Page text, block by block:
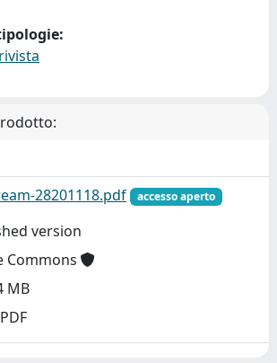
28201118.pdf
accesso aperto
version
Commons
MB